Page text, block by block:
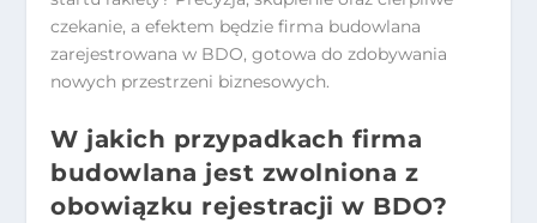
czekanie, a efektem będzie firma budowlana
zarejestrowana w BDO, gotowa do zdobywania
nowych przestrzeni biznesowych.
W jakich przypadkach firma
budowlana jest zwolniona z
obowiązku rejestracji w BDO?